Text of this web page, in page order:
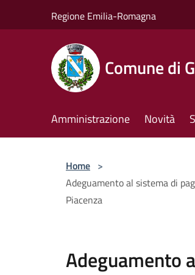
Regione Emilia-Romagna
Comune di
Amministrazione Novità
Home >
Adeguamento al sistema di
Piacenza
Adeguamento